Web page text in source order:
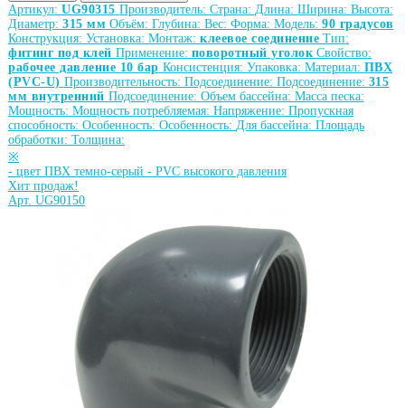
Артикул: UG90315 Производитель: Страна: Длина: Ширина: Высота:
Диаметр: 315 мм Объём: Глубина: Вес: Форма: Модель: 90 градусов
Конструкция: Установка: Монтаж: клеевое соединение Тип:
фитинг под клей Применение: поворотный уголок Свойство:
рабочее давление 10 бар Консистенция: Упаковка: Материал: ПВХ
(PVC-U) Производительность: Подсоединение: Подсоединение: 315
мм внутренний Подсоединение: Объем бассейна: Масса песка:
Мощность: Мощность потребляемая: Напряжение: Пропускная
способность: Особенность: Особенность: Для бассейна: Площадь
обработки: Толщина:
※
- цвет ПВХ темно-серый - PVC высокого давления
Хит продаж!
Арт. UG90150